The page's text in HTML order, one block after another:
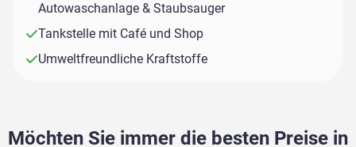
Autowaschanlage & Staubsauger
Tankstelle mit Café und Shop
Umweltfreundliche Kraftstoffe
Möchten Sie immer die besten Preise in